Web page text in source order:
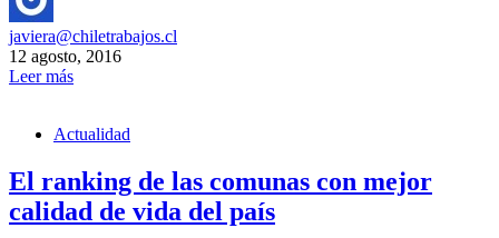
javiera@chiletrabajos.cl
12 agosto, 2016
Leer más
Actualidad
El ranking de las comunas con mejor
calidad de vida del país